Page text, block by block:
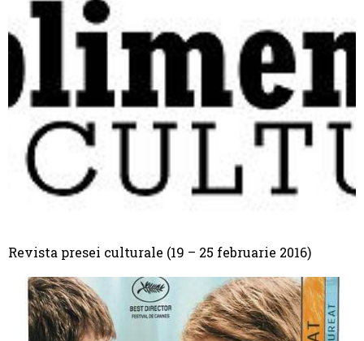
Revista presei culturale (19 – 25 februarie 2016)